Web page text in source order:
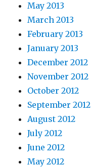
May 2013
March 2013
February 2013
January 2013
December 2012
November 2012
October 2012
September 2012
August 2012
July 2012
June 2012
May 2012